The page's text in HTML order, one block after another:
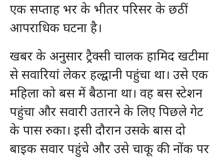
एक सप्ताह भर के भीतर परिसर के छठीं
आपराधिक घटना है।
खबर के अनुसार ट्रैक्सी चालक हामिद खटीमा
से सवारियां लेकर हल्द्वानी पहुंचा था। उसे एक
महिला को बस में बैठाना था। वह बस स्टेशन
पहुंचा और सवारी उतारने के लिए पिछले गेट
के पास रुका। इसी दौरान उसके बास दो
बाइक सवार पहुंचे और उसे चाकू की नोंक पर